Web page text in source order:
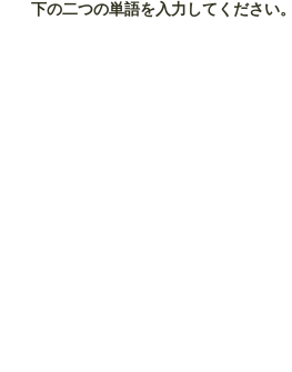
下の二つの単語を入力してください。